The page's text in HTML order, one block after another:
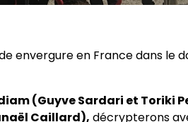
envergure en France dans le
(Guyve Sardari et Toriki
Caillard), décrypterons